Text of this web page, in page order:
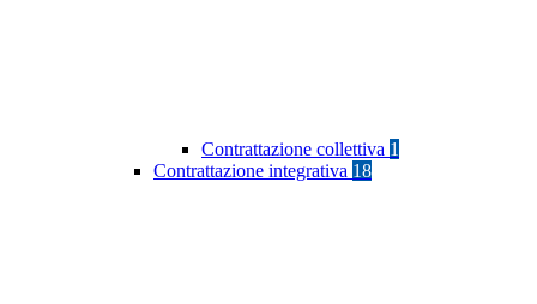
Contrattazione collettiva 1
Contrattazione integrativa 18